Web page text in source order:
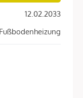
12.02.2033
Fußbodenheizung